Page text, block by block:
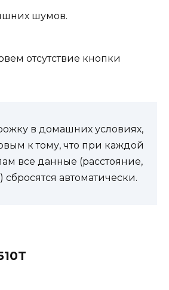
шумов.
отсутствие кнопки
в домашних условиях,
к тому, что при каждой
все данные (расстояние,
сбросятся автоматически.